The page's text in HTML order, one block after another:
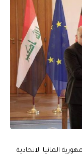
المانيا الاتحادية